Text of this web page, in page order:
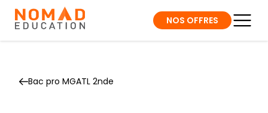
NOS OFFRES
Bac pro MGATL 2nde